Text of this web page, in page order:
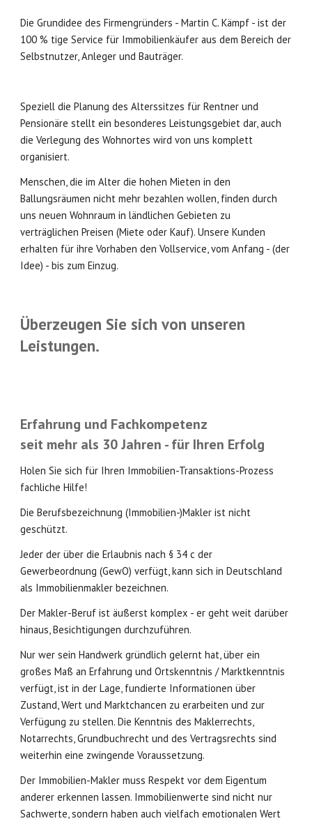
Die Grundidee des Firmengründers - Martin C. Kämpf - ist der
100 % tige Service für Immobilienkäufer aus dem Bereich der
Selbstnutzer, Anleger und Bauträger.
Speziell die Planung des Alterssitzes für Rentner und
Pensionäre stellt ein besonderes Leistungsgebiet dar, auch
die Verlegung des Wohnortes wird von uns komplett
organisiert.
Menschen, die im Alter die hohen Mieten in den
Ballungsräumen nicht mehr bezahlen wollen, finden durch
uns neuen Wohnraum in ländlichen Gebieten zu
verträglichen Preisen (Miete oder Kauf). Unsere Kunden
erhalten für ihre Vorhaben den Vollservice, vom Anfang - (der
Idee) - bis zum Einzug.
Überzeugen Sie sich von unseren
Leistungen.
Erfahrung und Fachkompetenz
seit mehr als 30 Jahren - für Ihren Erfolg
Holen Sie sich für Ihren Immobilien-Transaktions-Prozess
fachliche Hilfe!
Die Berufsbezeichnung (Immobilien-)Makler ist nicht
geschützt.
Jeder der über die Erlaubnis nach § 34 c der
Gewerbeordnung (GewO) verfügt, kann sich in Deutschland
als Immobilienmakler bezeichnen.
Der Makler-Beruf ist äußerst komplex - er geht weit darüber
hinaus, Besichtigungen durchzuführen.
Nur wer sein Handwerk gründlich gelernt hat, über ein
großes Maß an Erfahrung und Ortskenntnis / Marktkenntnis
verfügt, ist in der Lage, fundierte Informationen über
Zustand, Wert und Marktchancen zu erarbeiten und zur
Verfügung zu stellen. Die Kenntnis des Maklerrechts,
Notarrechts, Grundbuchrecht und des Vertragsrechts sind
weiterhin eine zwingende Voraussetzung.
Der Immobilien-Makler muss Respekt vor dem Eigentum
anderer erkennen lassen. Immobilienwerte sind nicht nur
Sachwerte, sondern haben auch vielfach emotionalen Wert